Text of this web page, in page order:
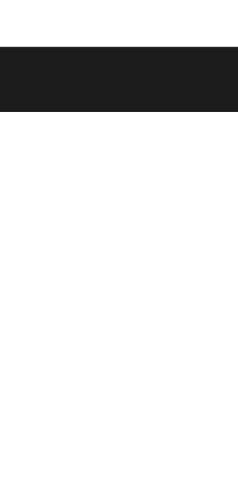
Facebook
X